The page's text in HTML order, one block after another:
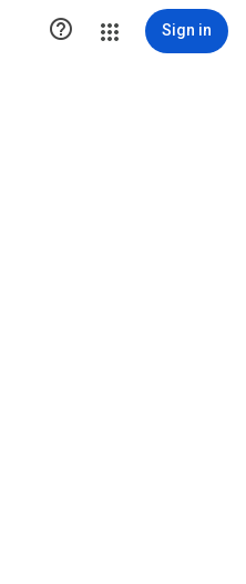
 Sign in